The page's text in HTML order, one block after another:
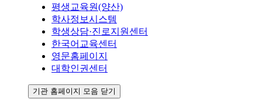
평생교육원(양산)
학사정보시스템
학생상담·진로지원센터
한국어교육센터
영문홈페이지
대학인권센터
기관 홈페이지 모음 닫기